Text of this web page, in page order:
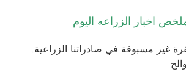
اخبار الزراعه اليوم
غير مسبوقة في صادراتنا الزراعية..